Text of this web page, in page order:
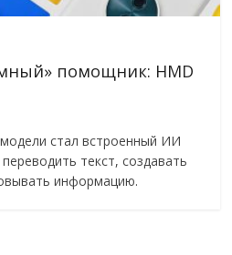
помощник: HMD
стал встроенный ИИ
текст, создавать
информацию.